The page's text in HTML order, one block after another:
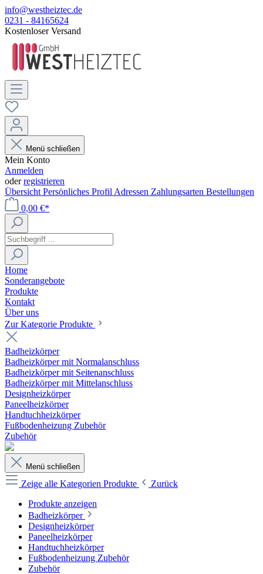
info@westheiztec.de
0231 - 84165624
Kostenloser Versand
Menü schließen
Mein Konto
Anmelden
oderregistrieren
Übersicht Persönliches Profil Adressen Zahlungsarten Bestellungen
0,00 €*
Home
Sonderangebote
Produkte
Kontakt
Über uns
Zur Kategorie Produkte
Badheizkörper
Badheizkörper mit Normalanschluss
Badheizkörper mit Seitenanschluss
Badheizkörper mit Mittelanschluss
Designheizkörper
Paneelheizkörper
Handtuchheizkörper
Fußbodenheizung Zubehör
Zubehör
Menü schließen
Zeige alle Kategorien Produkte
Zurück
Produkte anzeigen
Badheizkörper
Designheizkörper
Paneelheizkörper
Handtuchheizkörper
Fußbodenheizung Zubehör
Zubehör